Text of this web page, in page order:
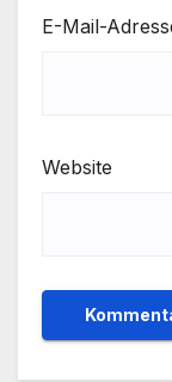
E-Mail-
Website